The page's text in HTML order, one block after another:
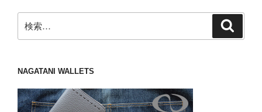
索:
NAGATANI WALLETS